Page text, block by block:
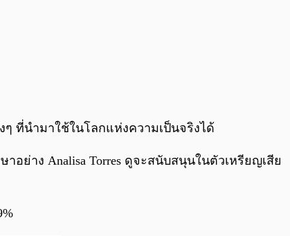
ที่นำมาใช้ในโลกแห่งความเป็นจริงได้
อย่าง Analisa Torres ดูจะสนับสนุนในตัวเหรียญเสีย